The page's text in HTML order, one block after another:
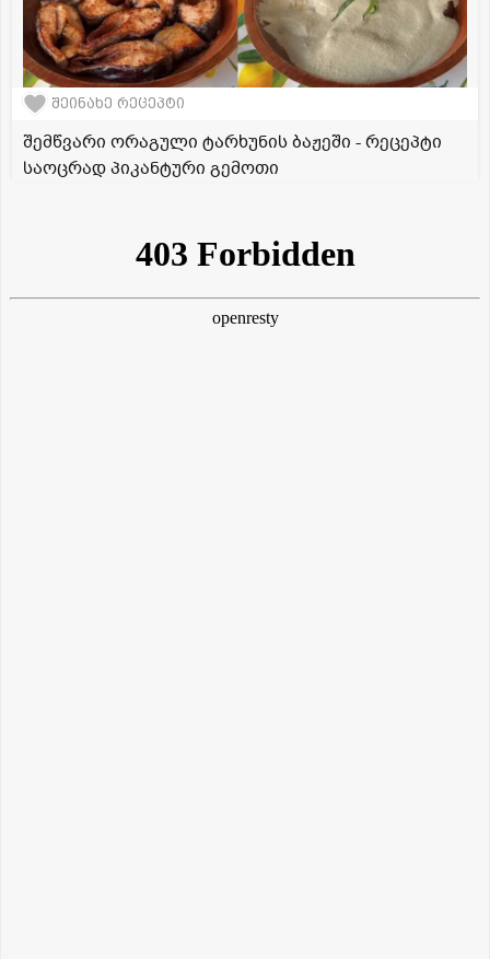
შეინახე რეცეპტი
შემწვარი ორაგული ტარხუნის ბაჟეში - რეცეპტი
საოცრად პიკანტური გემოთი